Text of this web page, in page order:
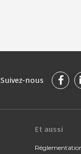
Suivez-nous
Et aussi